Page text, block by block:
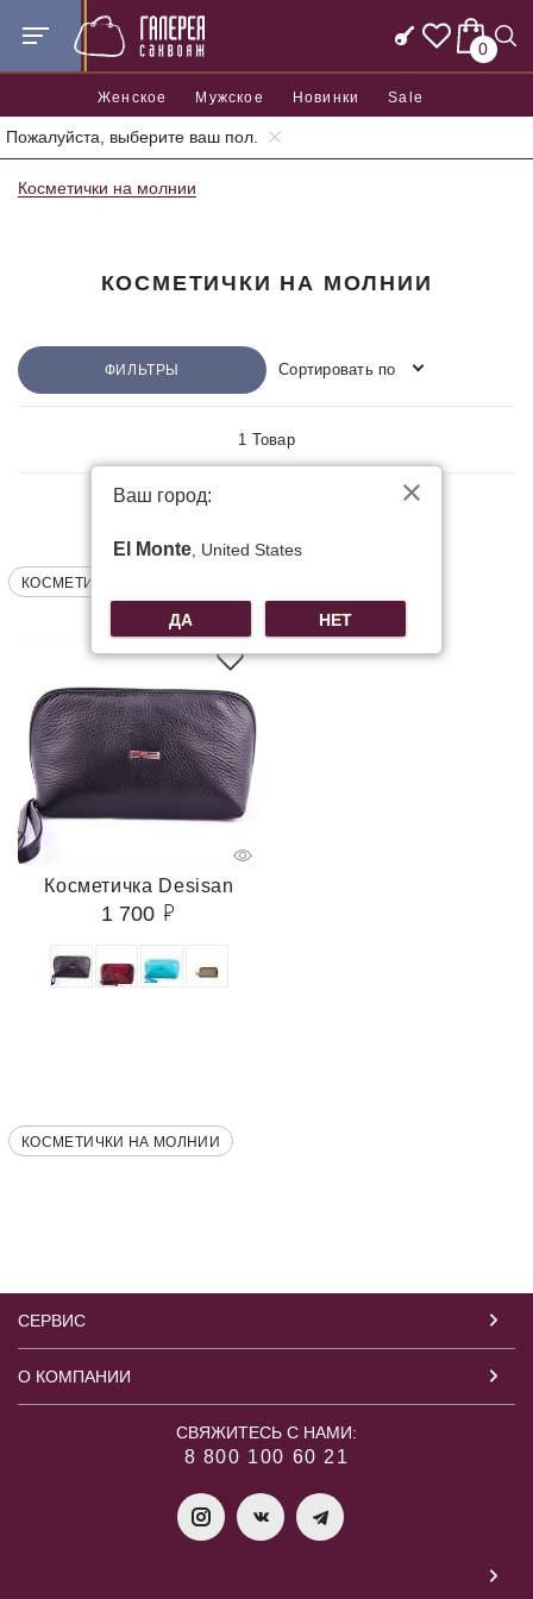
0
Женское Мужское Новинки Sale
Пожалуйста, выберите ваш пол.
Главная Аксессуары Косметички
Косметички на молнии
КОСМЕТИЧКИ НА МОЛНИИ
ФИЛЬТРЫ Сортировать по
1 Товар
КОСМЕТИЧКИ НА МОЛНИИ
Косметичка Desisan
1 700
КОСМЕТИЧКИ НА МОЛНИИ
СЕРВИС
О КОМПАНИИ
СВЯЖИТЕСЬ С НАМИ:
8 800 100 60 21
Ваш город:
El Monte , United States
ДА НЕТ